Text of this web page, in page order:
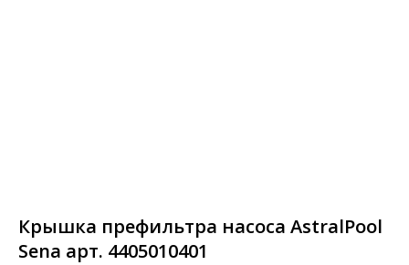
Крышка префильтра насоса AstralPool
Sena арт. 4405010401